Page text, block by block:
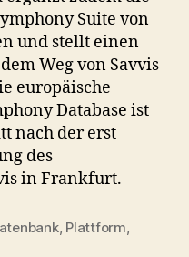
Suite von
und stellt einen
Weg von Savvis
europäische
Database ist
nach der erst
des
in Frankfurt.
, Plattform,